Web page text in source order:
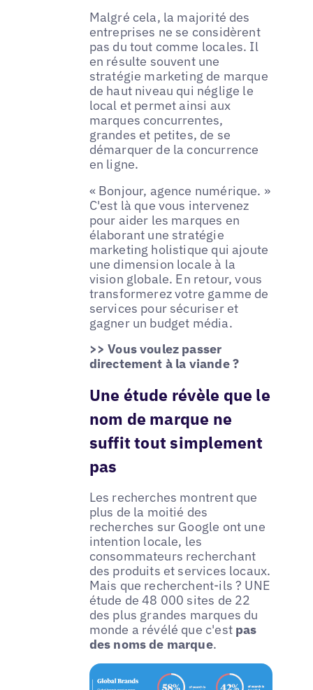
Malgré cela, la majorité des
entreprises ne se considèrent
pas du tout comme locales. Il
en résulte souvent une
stratégie marketing de marque
de haut niveau qui néglige le
local et permet ainsi aux
marques concurrentes,
grandes et petites, de se
démarquer de la concurrence
en ligne.
« Bonjour, agence numérique. »
C'est là que vous intervenez
pour aider les marques en
élaborant une stratégie
marketing holistique qui ajoute
une dimension locale à la
vision globale. En retour, vous
transformerez votre gamme de
services pour sécuriser et
gagner un budget média.
>> Vous voulez passer
directement à la viande ?
Une étude révèle que le
nom de marque ne
suffit tout simplement
pas
Les recherches montrent que
plus de la moitié des
recherches sur Google ont une
intention locale, les
consommateurs recherchant
des produits et services locaux.
Mais que recherchent-ils ? UNE
étude de 48 000 sites de 22
des plus grandes marques du
monde a révélé que c'est pas
des noms de marque.